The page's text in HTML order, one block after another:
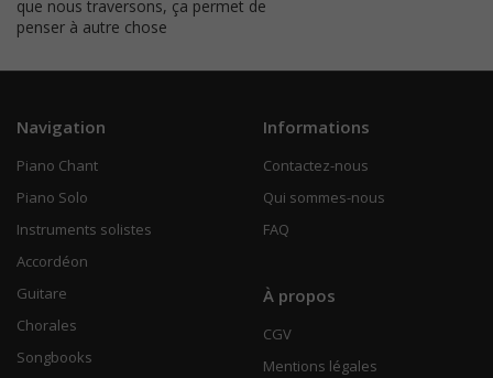
que nous traversons, ça permet de
penser à autre chose
Navigation
Piano Chant
Piano Solo
Instruments solistes
Accordéon
Guitare
Chorales
Songbooks
Informations
Contactez-nous
Qui sommes-nous
FAQ
À propos
CGV
Mentions légales